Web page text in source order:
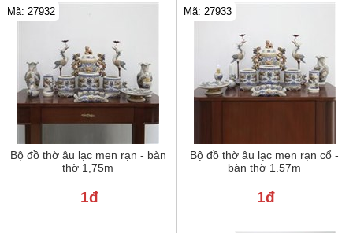
Bộ đồ thờ âu lạc men rạn - bàn
thờ 1,75m
Mã: 27932
1đ
Bộ đồ thờ âu lạc men rạn cổ -
bàn thờ 1.57m
Mã: 27933
1đ